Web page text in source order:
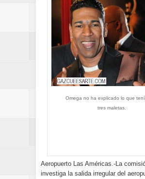
Omega no ha explicado lo que
tres maletas.
Aeropuerto Las Américas.-La
investiga la salida irregular del